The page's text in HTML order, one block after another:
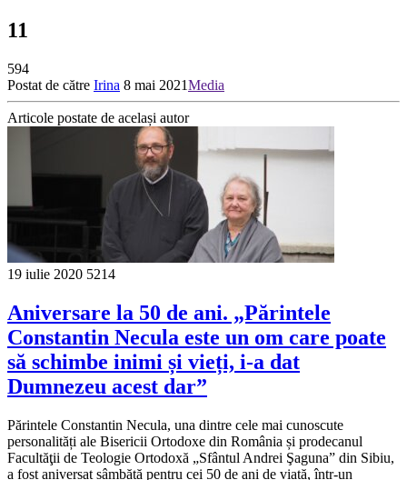
11
594
Postat de către Irina 8 mai 2021Media
Articole postate de același autor
19 iulie 2020 5214
Aniversare la 50 de ani. „Părintele
Constantin Necula este un om care poate
să schimbe inimi și vieți, i-a dat
Dumnezeu acest dar”
Părintele Constantin Necula, una dintre cele mai cunoscute
personalități ale Bisericii Ortodoxe din România și prodecanul
Facultăţii de Teologie Ortodoxă „Sfântul Andrei Şaguna” din Sibiu,
a fost aniversat sâmbătă pentru cei 50 de ani de viață, într-un